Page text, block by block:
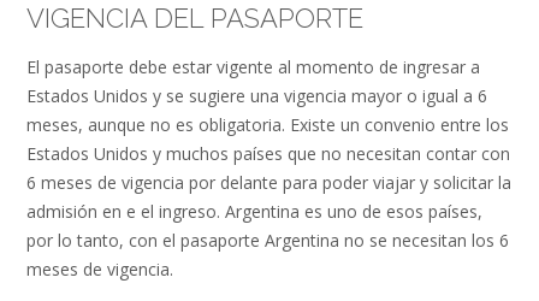
VIGENCIA DEL PASAPORTE
El pasaporte debe estar vigente al momento de ingresar a
Estados Unidos y se sugiere una vigencia mayor o igual a 6
meses, aunque no es obligatoria. Existe un convenio entre los
Estados Unidos y muchos países que no necesitan contar con
6 meses de vigencia por delante para poder viajar y solicitar la
admisión en e el ingreso. Argentina es uno de esos países,
por lo tanto, con el pasaporte Argentina no se necesitan los 6
meses de vigencia.